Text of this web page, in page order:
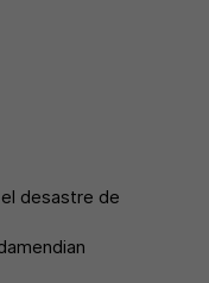
desastre de